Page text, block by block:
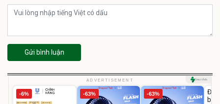
Gửi bình luận
ADVERTISEMENT
-6% -63% -63%
Đai
bé